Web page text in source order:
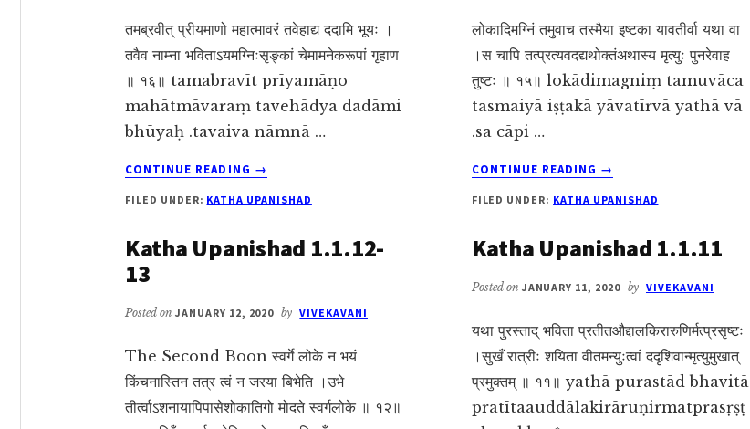
तमब्रवीत् प्रीयमाणो महात्मावरं तवेहाद्य ददामि भूयः ।
तवैव नाम्ना भविताऽयमग्निःसृङ्कां चेमामनेकरूपां गृहाण
॥ १६॥ tamabravīt prīyamāṇo
mahātmāvaraṃ tavehādya dadāmi
bhūyaḥ .tavaiva nāmnā …
CONTINUE READING
ABOUT
UPANISHAD
→
FILED UNDER: KATHA UPANISHAD
लोकादिमग्निं तमुवाच तस्मैया इष्टका यावतीर्वा यथा वा
।स चापि तत्प्रत्यवदद्यथोक्तंअथास्य मृत्युः पुनरेवाह
तुष्टः ॥ १५॥ lokādimagniṃ tamuvāca
tasmaiyā iṣṭakā yāvatīrvā yathā vā
.sa cāpi …
CONTINUE READING
ABOUT
UPANISHAD
→
FILED UNDER: KATHA UPANISHAD
Katha Upanishad 1.1.12-
13
Posted on JANUARY 12, 2020 by VIVEKAVANI
The Second Boon स्वर्गे लोके न भयं
किंचनास्तिन तत्र त्वं न जरया बिभेति ।उभे
तीर्त्वाऽशनायापिपासेशोकातिगो मोदते स्वर्गलोके ॥ १२॥
Katha Upanishad 1.1.11
Posted on JANUARY 11, 2020 by VIVEKAVANI
यथा पुरस्ताद् भविता प्रतीतऔद्दालकिरारुणिर्मत्प्रसृष्टः
।सुखँ रात्रीः शयिता वीतमन्युःत्वां ददृशिवान्मृत्युमुखात्
प्रमुक्तम् ॥ ११॥ yathā purastād bhavitā
pratītaauddālakirāruṇirmatprasṛṣṭ